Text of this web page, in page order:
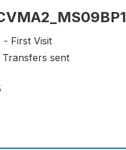
- First Visit
sent